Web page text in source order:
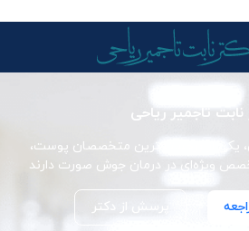
نابت تاجمیر ریاحی
یکی از برجسته‌ترین متخصصان پوست،
ویژه‌ای در درمان جوش صورت دارند
پرسش از دکتر